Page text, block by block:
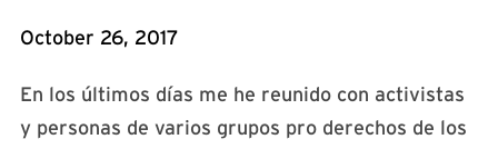
October 26, 2017
En los últimos días me he reunido con activistas
y personas de varios grupos pro derechos de los